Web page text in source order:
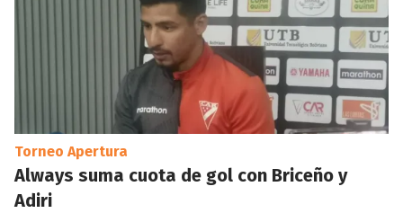
Torneo Apertura
Always suma cuota de gol con Briceño y
Adiri